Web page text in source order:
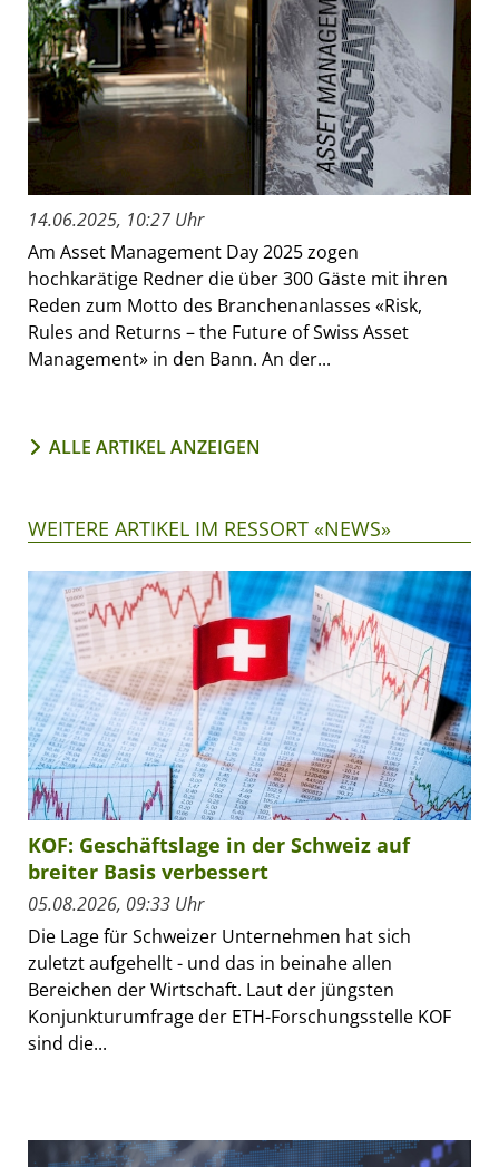
14.06.2025, 10:27 Uhr
Am Asset Management Day 2025 zogen
hochkarätige Redner die über 300 Gäste mit ihren
Reden zum Motto des Branchenanlasses «Risk,
Rules and Returns – the Future of Swiss Asset
Management» in den Bann. An der...
ALLE ARTIKEL ANZEIGEN
WEITERE ARTIKEL IM RESSORT «NEWS»
KOF: Geschäftslage in der Schweiz auf
breiter Basis verbessert
05.08.2026, 09:33 Uhr
Die Lage für Schweizer Unternehmen hat sich
zuletzt aufgehellt - und das in beinahe allen
Bereichen der Wirtschaft. Laut der jüngsten
Konjunkturumfrage der ETH-Forschungsstelle KOF
sind die...